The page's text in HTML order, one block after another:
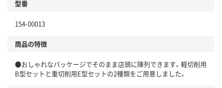
型番
154-00013
商品の特徴
●おしゃれなパッケージでそのまま店頭に陳列できます。軽切削用
B型セットと重切削用E型セットの2種類をご用意しました。